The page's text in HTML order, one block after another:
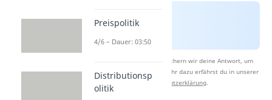
Nach Beantwortung speichern wir deine Antwort, um
Studyflix zu verbessern. Mehr dazu erfährst du in unserer
Datenschutzerklärung
Preispolitik
4/6 – Dauer: 03:50
Distributionsp
olitik